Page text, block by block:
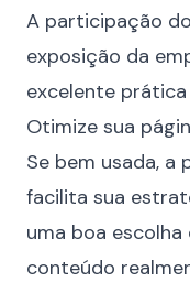
A participação
exposição da
excelente
Otimize sua
Se bem usada, a
facilita sua
uma boa
conteúdo